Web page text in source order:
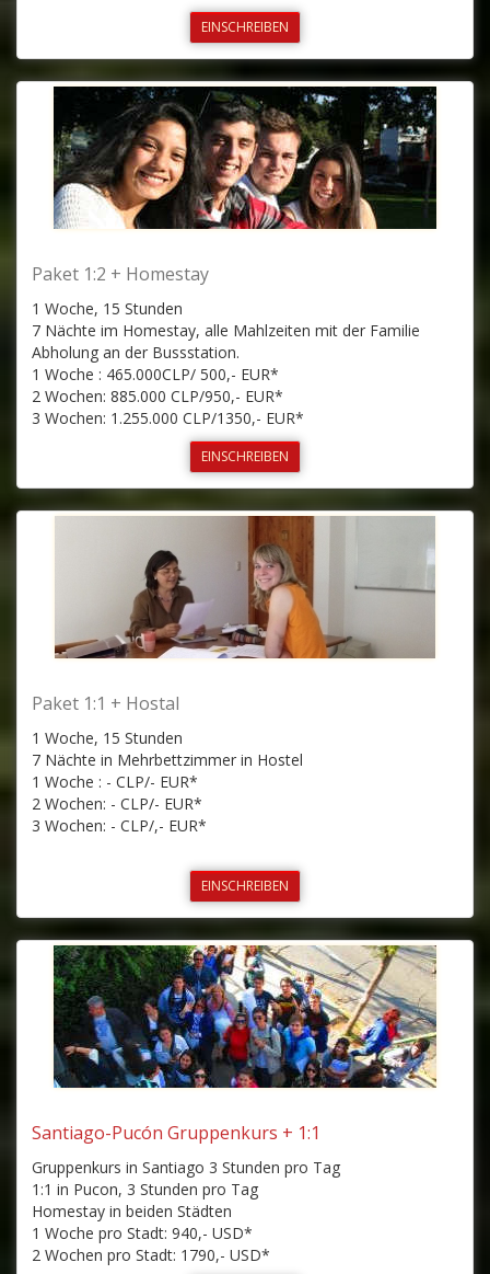
EINSCHREIBEN
Paket 1:2 + Homestay
1 Woche, 15 Stunden
7 Nächte im Homestay, alle Mahlzeiten mit der Familie
Abholung an der Bussstation.
1 Woche : 465.000CLP/ 500,- EUR*
2 Wochen: 885.000 CLP/950,- EUR*
3 Wochen: 1.255.000 CLP/1350,- EUR*
EINSCHREIBEN
Paket 1:1 + Hostal
1 Woche, 15 Stunden
7 Nächte in Mehrbettzimmer in Hostel
1 Woche : - CLP/- EUR*
2 Wochen: - CLP/- EUR*
3 Wochen: - CLP/,- EUR*
EINSCHREIBEN
Santiago-Pucón Gruppenkurs + 1:1
Gruppenkurs in Santiago 3 Stunden pro Tag
1:1 in Pucon, 3 Stunden pro Tag
Homestay in beiden Städten
1 Woche pro Stadt: 940,- USD*
2 Wochen pro Stadt: 1790,- USD*